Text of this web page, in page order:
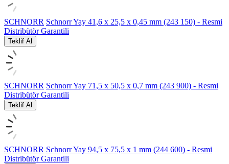
SCHNORR Schnorr Yay 41,6 x 25,5 x 0,45 mm (243 150) - Resmi
Distribütör Garantili
Teklif Al
SCHNORR Schnorr Yay 71,5 x 50,5 x 0,7 mm (243 900) - Resmi
Distribütör Garantili
Teklif Al
SCHNORR Schnorr Yay 94,5 x 75,5 x 1 mm (244 600) - Resmi
Distribütör Garantili